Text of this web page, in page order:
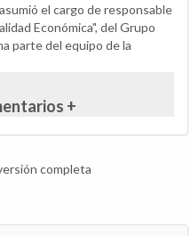
el cargo de responsable
Económica", del Grupo
parte del equipo de la
+
completa